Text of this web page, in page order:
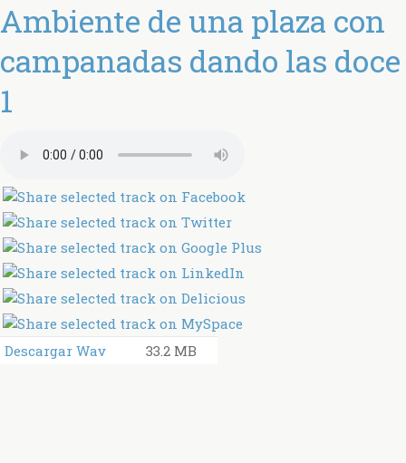
Ambiente de una plaza con
campanadas dando las doce
1
Descargar Wav 33.2 MB